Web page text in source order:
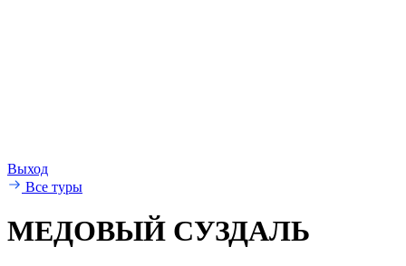
Выход
Все туры
МЕДОВЫЙ СУЗДАЛЬ